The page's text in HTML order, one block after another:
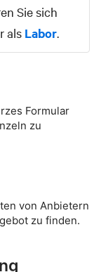
Sie sich
als Labor.
Formular
zu
von Anbietern
zu finden.